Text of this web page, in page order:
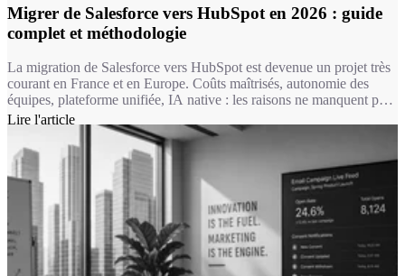
Migrer de Salesforce vers HubSpot en 2026 : guide
complet et méthodologie
La migration de Salesforce vers HubSpot est devenue un projet très
courant en France et en Europe. Coûts maîtrisés, autonomie des
équipes, plateforme unifiée, IA native : les raisons ne manquent pas.
Encore faut-il mener cette transition avec rigueur. C'est exactement
ce que fait Markentive, agence HubSpot certifiée depuis plus de 10
ans.
Lire l'article